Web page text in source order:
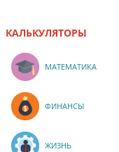
КАЛЬКУЛЯТОРЫ
МАТЕМАТИКА
ФИНАНСЫ
ЖИЗНЬ